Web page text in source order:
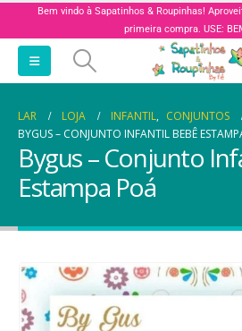
Bem vindo à Sapatinhos & Roupinhas!
primeira compra. USE:
LAR LOJA INFANTIL, CONJUNTOS
BYGUS – CONJUNTO INFANTIL BEBÊ
Bygus – Conjunto
Estampa Poá